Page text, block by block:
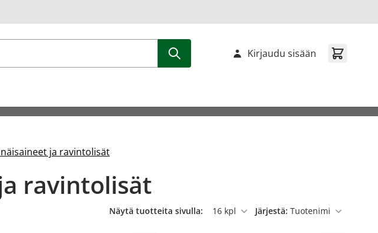
Kirjaudu sisään
ja ravintolisät
ravintolisät
Näytä tuotteita sivulla:
per sivu
Järjestä: